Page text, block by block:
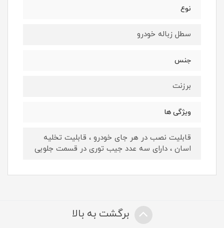
نوع
سطل زباله خودرو
جنس
برزنت
ویژگی ها
قابلیت نصب در هر جای خودرو ، قابلیت تخلیه
اسان ، دارای سه عدد جیب توری در قسمت جلویی
برگشت به بالا